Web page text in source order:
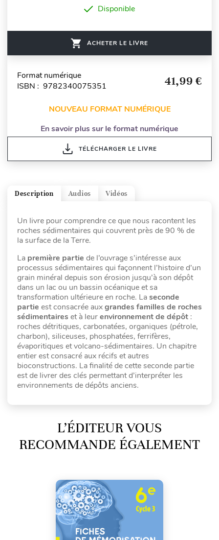
Disponible
ACHETER LE LIVRE
Format numérique
ISBN : 9782340075351
41,99 €
NOUVEAU FORMAT NUMÉRIQUE
En savoir plus sur le format numérique
TÉLÉCHARGER LE LIVRE
Vidéos
Audios
Description
Un livre pour comprendre ce que nous racontent les
roches sédimentaires qui couvrent près de 90 % de
la surface de la Terre.
La première partie de l’ouvrage s’intéresse aux
processus sédimentaires qui façonnent l’histoire d’un
grain minéral depuis son érosion jusqu’à son dépôt
dans un lac ou un bassin océanique et sa
transformation ultérieure en roche. Laseconde
partie est consacrée auxgrandes familles de roches
sédimentaires et à leurenvironnement de dépôt :
roches détritiques, carbonatées, organiques (pétrole,
charbon), siliceuses, phosphatées, ferrifères,
évaporitiques et volcano-sédimentaires. Un chapitre
entier est consacré aux récifs et autres
bioconstructions. La finalité de cette seconde partie
est de livrer des clés permettant d’interpréter les
environnements de dépôts anciens.
L’ÉDITEUR VOUS
RECOMMANDE ÉGALEMENT